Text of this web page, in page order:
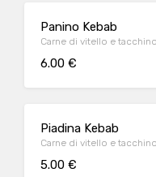
Panino Kebab
Carne di vitello e
6.00 €
Piadina Kebab
Carne di vitello e
5.00 €